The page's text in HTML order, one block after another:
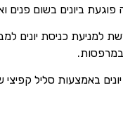
פוגעת ביונים בשום פנים
למניעת כניסת יונים
באמצעות סליל קפיצי